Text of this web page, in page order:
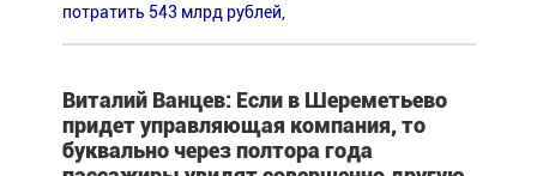
потратить 543 млрд рублей,
Виталий Ванцев: Если в Шереметьево
придет управляющая компания, то
буквально через полтора года